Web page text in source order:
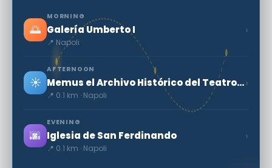
🌅
MORNING
Galería Umberto I
📍 Napoli
›
☀️
AFTERNOON
Memus el Archivo Histórico del Teatro San Carlo
📍 0.1 km · Napoli
›
🌆
EVENING
Iglesia de San Ferdinando
📍 0.1 km · Napoli
›